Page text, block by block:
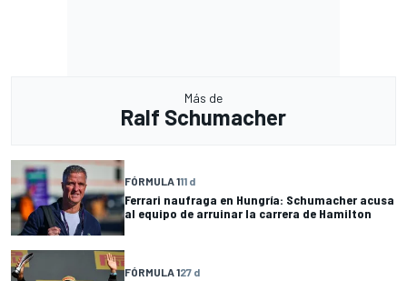
Más de
Ralf Schumacher
FÓRMULA 111 d
Ferrari naufraga en Hungría: Schumacher acusa
al equipo de arruinar la carrera de Hamilton
FÓRMULA 127 d